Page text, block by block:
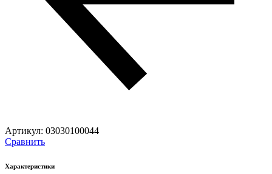
Артикул: 03030100044
Сравнить
Характеристики